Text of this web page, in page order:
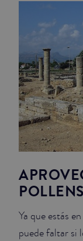
Ya que estás
puede faltar si